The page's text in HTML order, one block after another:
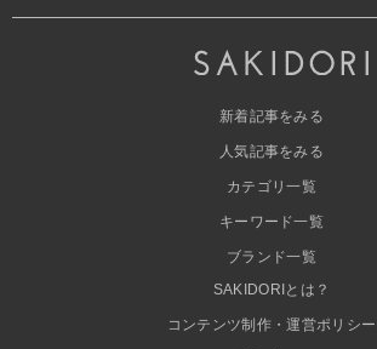
新着記事をみる
人気記事をみる
カテゴリ一覧
キーワード一覧
ブランド一覧
SAKIDORIとは？
コンテンツ制作・運営ポリシー